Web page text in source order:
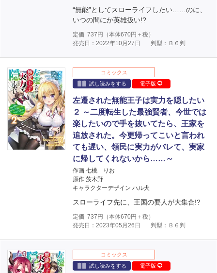
“無能”としてスローライフしたい……のに、
いつの間にか英雄扱い!?
定価 737 円（本体670円＋税）
発売日：2022年10月27日
判型：Ｂ６判
コミックス
試し読みをする
電子版
左遷された無能王子は実力を隠したい
２ ～二度転生した最強賢者、今世では
楽したいので手を抜いてたら、王家を
追放された。今更帰ってこいと言われ
ても遅い、領民に実力がバレて、実家
に帰してくれないから……～
作画 七桃 りお
原作 茨木野
キャラクターデザイン ハル犬
スローライフ先に、王国の要人が大集合!?
定価 737 円（本体670円＋税）
発売日：2023年05月26日
判型：Ｂ６判
コミックス
試し読みをする
電子版